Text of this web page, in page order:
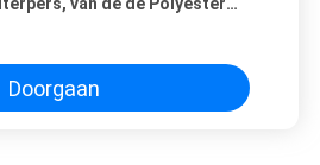
van de de Polyester
Doorgaan